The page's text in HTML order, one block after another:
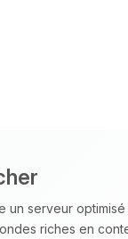
un serveur
riches en